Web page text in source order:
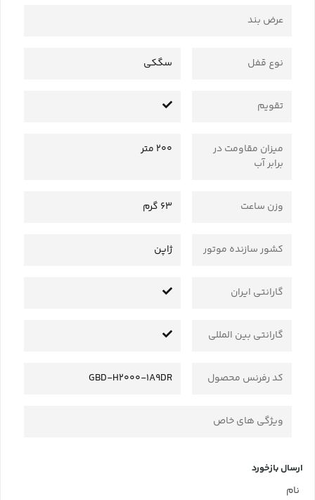
عرض بند
نوع قفل سگکی
تقویم
میزان مقاومت در
برابر آب
200 متر
وزن ساعت 63 گرم
کشور سازنده موتور ژاپن
گارانتی ایران
گارانتی بین المللی
کد رفرنس محصول GBD-H2000-1A9DR
ویژگی های خاص
ارسال بازخورد
نام